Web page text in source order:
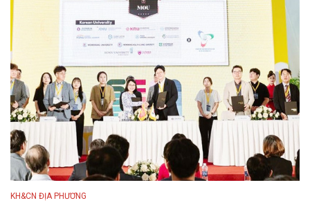
KH&CN ĐỊA PHƯƠNG